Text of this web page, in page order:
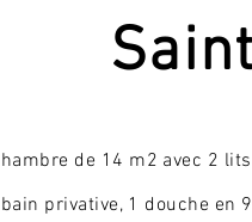
de 14 m2 avec 2
privative, 1 douche en